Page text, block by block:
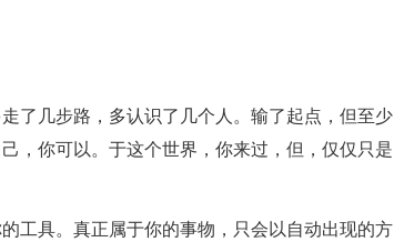
了几步路，多认识了几个人。输了起点，但至少
，你可以。于这个世界，你来过，但，仅仅只是
工具。真正属于你的事物，只会以自动出现的方